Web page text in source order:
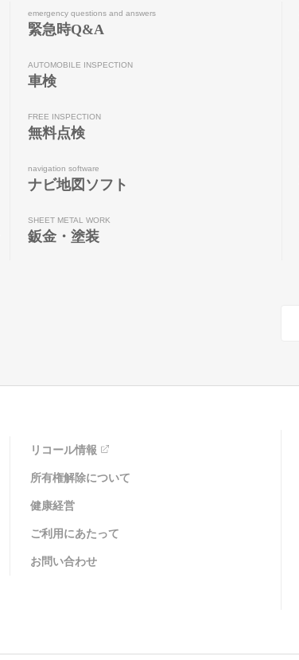
emergency questions and answers
緊急時Q&A
AUTOMOBILE INSPECTION
車検
FREE INSPECTION
無料点検
navigation software
ナビ地図ソフト
SHEET METAL WORK
鈑金・塗装
リコール情報
所有権解除について
健康経営
ご利用にあたって
お問い合わせ